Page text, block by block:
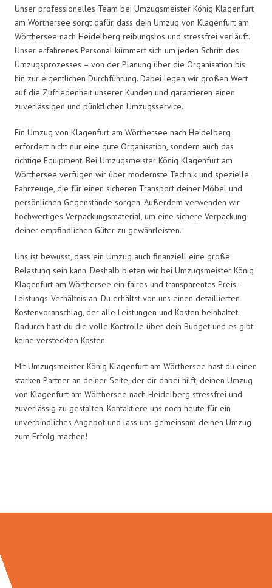
Unser professionelles Team bei Umzugsmeister König Klagenfurt
am Wörthersee sorgt dafür, dass dein Umzug von Klagenfurt am
Wörthersee nach Heidelberg reibungslos und stressfrei verläuft.
Unser erfahrenes Personal kümmert sich um jeden Schritt des
Umzugsprozesses – von der Planung über die Organisation bis
hin zur eigentlichen Durchführung. Dabei legen wir großen Wert
auf die Zufriedenheit unserer Kunden und garantieren einen
zuverlässigen und pünktlichen Umzugsservice.
Ein Umzug von Klagenfurt am Wörthersee nach Heidelberg
erfordert nicht nur eine gute Organisation, sondern auch das
richtige Equipment. Bei Umzugsmeister König Klagenfurt am
Wörthersee verfügen wir über modernste Technik und spezielle
Fahrzeuge, die für einen sicheren Transport deiner Möbel und
persönlichen Gegenstände sorgen. Außerdem verwenden wir
hochwertiges Verpackungsmaterial, um eine sichere Verpackung
deiner empfindlichen Güter zu gewährleisten.
Uns ist bewusst, dass ein Umzug auch finanziell eine große
Belastung sein kann. Deshalb bieten wir bei Umzugsmeister König
Klagenfurt am Wörthersee ein faires und transparentes Preis-
Leistungs-Verhältnis an. Du erhältst von uns einen detaillierten
Kostenvoranschlag, der alle Leistungen und Kosten beinhaltet.
Dadurch hast du die volle Kontrolle über dein Budget und es gibt
keine versteckten Kosten.
Mit Umzugsmeister König Klagenfurt am Wörthersee hast du einen
starken Partner an deiner Seite, der dir dabei hilft, deinen Umzug
von Klagenfurt am Wörthersee nach Heidelberg stressfrei und
zuverlässig zu gestalten. Kontaktiere uns noch heute für ein
unverbindliches Angebot und lass uns gemeinsam deinen Umzug
zum Erfolg machen!